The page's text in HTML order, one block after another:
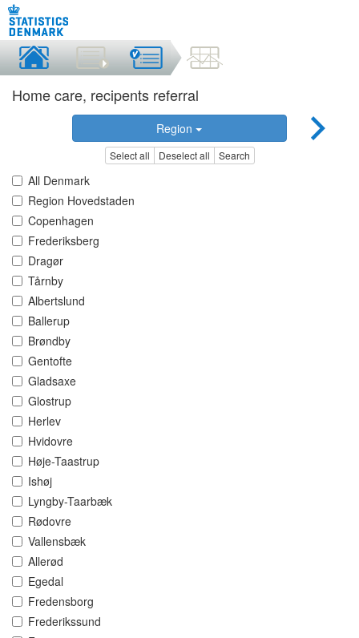
Home care, recipents referral
Region
Select all Deselect all Search
All Denmark
Region Hovedstaden
Copenhagen
Frederiksberg
Dragør
Tårnby
Albertslund
Ballerup
Brøndby
Gentofte
Gladsaxe
Glostrup
Herlev
Hvidovre
Høje-Taastrup
Ishøj
Lyngby-Taarbæk
Rødovre
Vallensbæk
Allerød
Egedal
Fredensborg
Frederikssund